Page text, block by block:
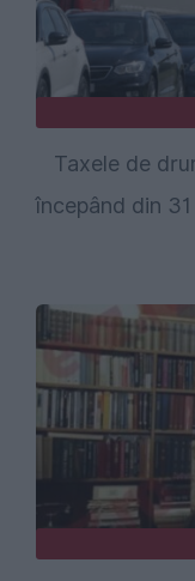
Taxele de
începând din